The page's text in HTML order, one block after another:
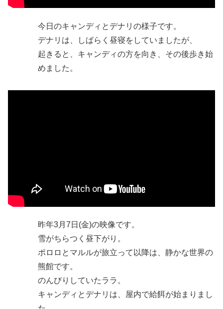
今日のキャンディとデナリの様子です。
デナリは、しばらく昼寝をしていましたが、
起きると、キャンディの方を向き、その後歩き始
めました。
昨年3月7日(金)の映像です。
雪がちらつく昼下がり。
ポロロとマルルが旅立って以降は、静かな世界の
熊館です。
のんびりしていたララ。
キャンディとデナリは、屋内で給餌が始まりまし